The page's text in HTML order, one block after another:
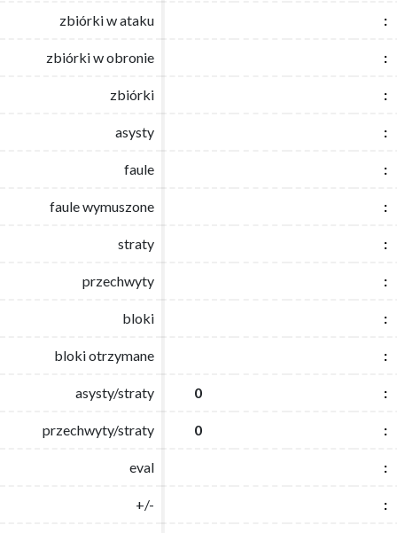
zbiórki w ataku :
zbiórki w obronie :
zbiórki :
asysty :
faule :
faule wymuszone :
straty :
przechwyty :
bloki :
bloki otrzymane :
asysty/straty 0 :
przechwyty/straty 0 :
eval :
+/- :
zbiórki w ataku :
zbiórki w obronie :
zbiórki :
asysty :
faule :
faule wymuszone :
straty :
przechwyty :
bloki :
bloki otrzymane :
asysty/straty 0 :
przechwyty/straty 0 :
eval :
+/- :